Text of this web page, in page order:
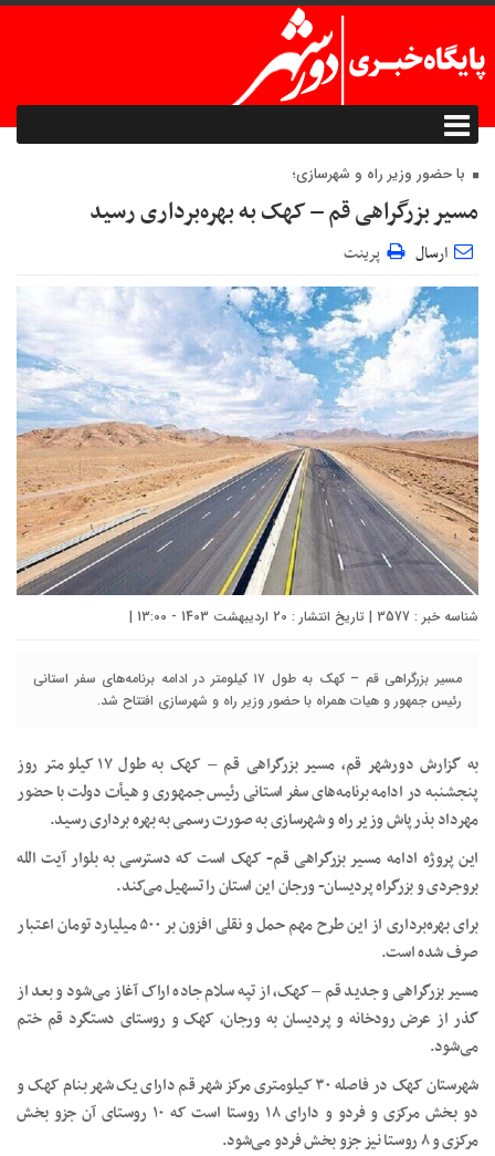
با حضور وزیر راه و شهرسازی؛
مسیر بزرگراهی قم – کهک به بهره‌برداری رسید
ارسال پرینت
شناسه خبر : 3577 | تاریخ انتشار : 20 اردیبهشت 1403 - 13:00 |
مسیر بزرگراهی قم – کهک به طول ۱۷ کیلومتر در ادامه برنامه‌های سفر استانی
رئیس جمهور و هیات همراه با حضور وزیر راه و شهرسازی افتتاح شد.
به گزارش دورشهر قم، مسیر بزرگراهی قم – کهک به طول ۱۷ کیلومتر روز
پنجشنبه در ادامه برنامه‌های سفر استانی رئیس جمهوری و هیأت دولت با حضور
مهرداد بذرپاش وزیر راه و شهرسازی به صورت رسمی به بهره برداری رسید.
این پروژه ادامه مسیر بزرگراهی قم- کهک است که دسترسی به بلوار آیت الله
بروجردی و بزرگراه پردیسان- ورجان این استان را تسهیل می‌کند.
برای بهره‌برداری از این طرح مهم حمل و نقلی افزون بر ۵۰۰ میلیارد تومان اعتبار
صرف شده است.
مسیر بزرگراهی و جدید قم – کهک، از تپه سلام جاده اراک آغاز می‌شود و بعد از
گذر از عرض رودخانه و پردیسان به ورجان، کهک و روستای دستگرد قم ختم
می‌شود.
شهرستان کهک در فاصله ۳۰ کیلومتری مرکز شهر قم دارای یک شهر بنام کهک و
دو بخش مرکزی و فردو و دارای ۱۸ روستا است که ۱۰ روستای آن جزو بخش
مرکزی و ۸ روستا نیز جزو بخش فردو می‌شود.